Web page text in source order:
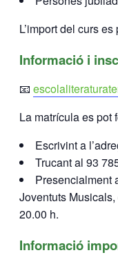
L’import del curs
Informació i
📧
La matrícula es pot
Escrivint a
Trucant al 93
Presencialment
Joventuts
20.00 h.
Informació